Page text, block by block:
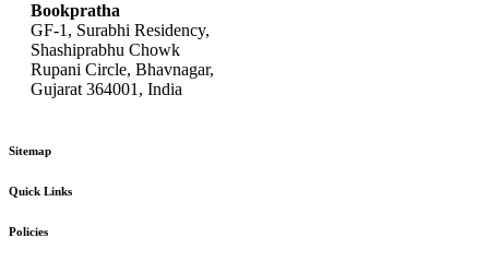
Bookpratha
GF-1, Surabhi Residency,
Shashiprabhu Chowk
Rupani Circle, Bhavnagar,
Gujarat 364001, India
Sitemap
Quick Links
Policies